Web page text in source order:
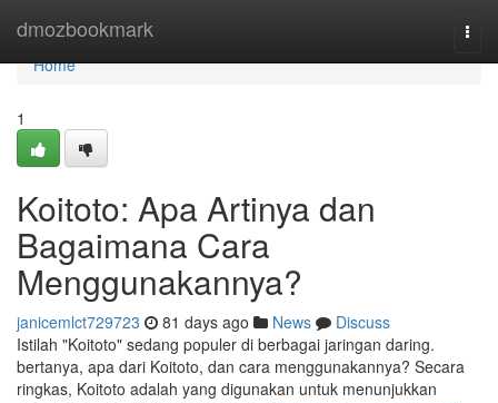
dmozbookmark
Home
Home
1
Koitoto: Apa Artinya dan
Bagaimana Cara
Menggunakannya?
janicemlct729723 81 days ago News
Discuss
Istilah "Koitoto" sedang populer di berbagai jaringan daring.
bertanya, apa dari Koitoto, dan cara menggunakannya? Secara
ringkas, Koitoto adalah yang digunakan untuk menunjukkan